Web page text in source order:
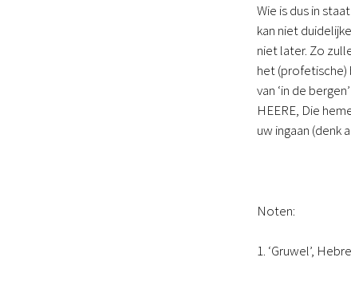
Wie is dus in
kan niet
niet later. Zo
het (profetische)
van ‘in de
HEERE, Die
uw ingaan (denk
Noten:
1. ‘Gruwel’,